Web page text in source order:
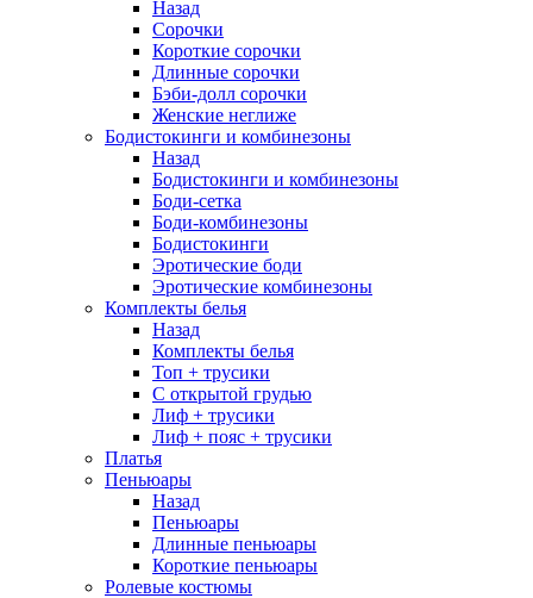
Назад
Сорочки
Короткие сорочки
Длинные сорочки
Бэби-долл сорочки
Женские неглиже
Бодистокинги и комбинезоны
Назад
Бодистокинги и комбинезоны
Боди-сетка
Боди-комбинезоны
Бодистокинги
Эротические боди
Эротические комбинезоны
Комплекты белья
Назад
Комплекты белья
Топ + трусики
С открытой грудью
Лиф + трусики
Лиф + пояс + трусики
Платья
Пеньюары
Назад
Пеньюары
Длинные пеньюары
Короткие пеньюары
Ролевые костюмы